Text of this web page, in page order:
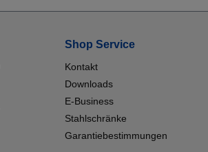
Shop Service
Kontakt
Downloads
E-Business
Stahlschränke
Garantiebestimmungen